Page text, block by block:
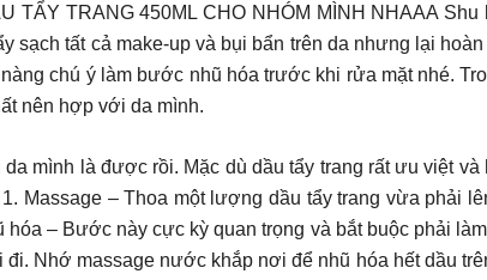
TẨY TRANG 450ML CHO NHÓM MÌNH NHAAA
sạch tất cả make-up và bụi bẩn trên da nhưng lại
chú ý làm bước nhũ hóa trước khi rửa mặt nhé.
nên hợp với da mình.
mình là được rồi. Mặc dù dầu tẩy trang rất ưu việt
Massage – Thoa một lượng dầu tẩy trang vừa phải
hóa – Bước này cực kỳ quan trọng và bắt buộc phải
Nhớ massage nước khắp nơi để nhũ hóa hết dầu